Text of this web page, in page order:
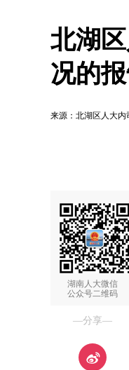
北湖
况的
来源：北湖区人大内
湖南人大微信
公众号二维码
—分享—